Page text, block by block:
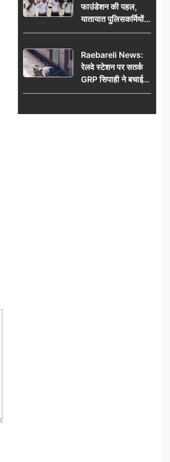
फाउंडेशन की पहल,
यातायात पुलिसकर्मियों
को वितरित किए गए छाते
Raebareli News:
रेलवे स्टेशन पर सतर्क
GRP सिपाही ने बचाई
महिला की जान, चलती
हादसा टला; घटना